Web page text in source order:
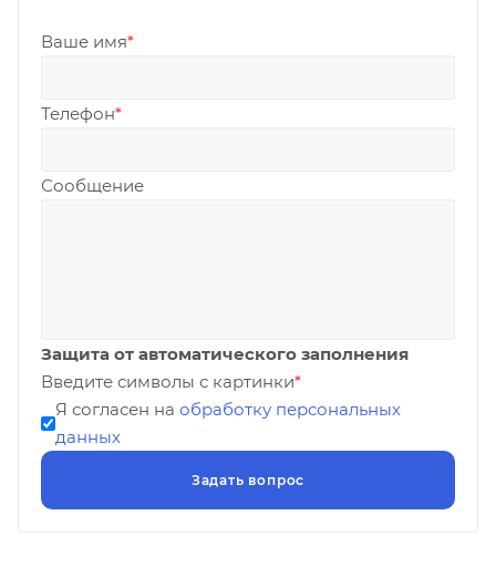
Ваше имя*
Телефон*
Сообщение
Защита от автоматического заполнения
Введите символы с картинки*
Я согласен на обработку персональных
данных